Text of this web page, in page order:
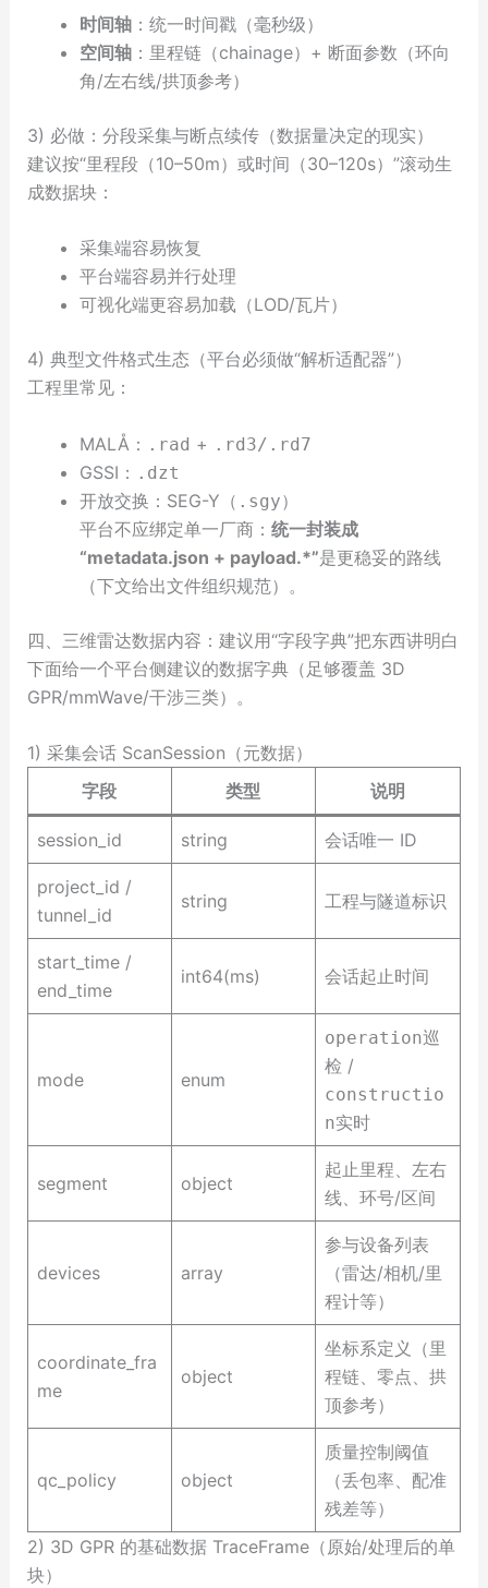
时间轴：统一时间戳（毫秒级）
空间轴：里程链（chainage）+ 断面参数（环向
角/左右线/拱顶参考）
3) 必做：分段采集与断点续传（数据量决定的现实）
建议按“里程段（10–50m）或时间（30–120s）”滚动生
成数据块：
采集端容易恢复
平台端容易并行处理
可视化端更容易加载（LOD/瓦片）
4) 典型文件格式生态（平台必须做“解析适配器”）
工程里常见：
MALÅ： .rad + .rd3/.rd7
GSSI： .dzt
开放交换：SEG-Y（ .sgy）
平台不应绑定单一厂商： 统一封装成
“metadata.json + payload.*”是更稳妥的路线
（下文给出文件组织规范）。
四、三维雷达数据内容：建议用“字段字典”把东西讲明白
下面给一个平台侧建议的数据字典（足够覆盖 3D
GPR/mmWave/干涉三类）。
1) 采集会话 ScanSession（元数据）
字段
类型 说明
session_id string 会话唯一 ID
project_id /
tunnel_id
string 工程与隧道标识
start_time /
end_time
int64(ms) 会话起止时间
mode enum
operation巡
检 /
constructio
n实时
segment object
起止里程、左右
线、环号/区间
devices array
参与设备列表
（雷达/相机/里
程计等）
coordinate_fra
me
object
坐标系定义（里
程链、零点、拱
顶参考）
qc_policy object
质量控制阈值
（丢包率、配准
残差等）
2) 3D GPR 的基础数据 TraceFrame（原始/处理后的单
块）